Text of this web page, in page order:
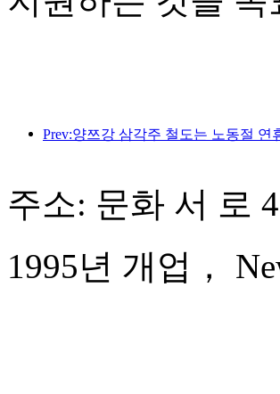
주소: 문화 서 로
1995년 개업，